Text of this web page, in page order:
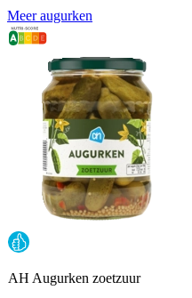
Meer augurken
AH Augurken zoetzuur